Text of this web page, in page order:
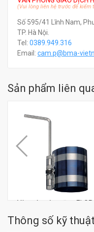
(Vui lòng liên hệ trước để kiểm
Số 595/41 Lĩnh Nam,
TP. Hà Nội.
Tel: 0389.949.316
Email: cam.p@bma-
Sản phẩm liên
Vòng ép xéc măng
Thông số kỹ thuật